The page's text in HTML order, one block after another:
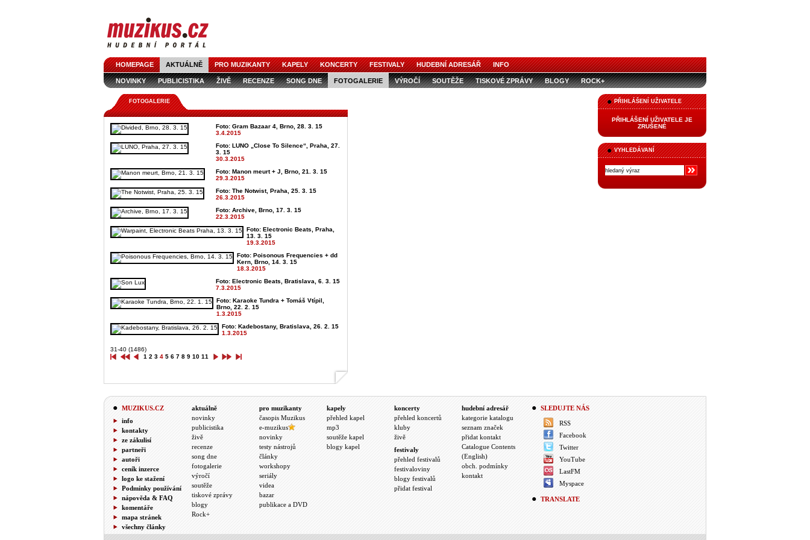
HOMEPAGE AKTUÁLNĚ PRO MUZIKANTY KAPELY KONCERTY FESTIVALY HUDEBNÍ ADRESÁŘ INFO
NOVINKY PUBLICISTIKA ŽIVĚ RECENZE SONG DNE FOTOGALERIE VÝROČÍ SOUTĚŽE TISKOVÉ ZPRÁVY BLOGY ROCK+
PŘIHLÁŠENÍ UŽIVATELE
PŘIHLÁŠENÍ UŽIVATELE JE
ZRUŠENÉ
VYHLEDÁVANÍ
FOTOGALERIE
Foto: Gram Bazaar 4, Brno, 28. 3. 15
3.4.2015
Foto: LUNO „Close To Silence“, Praha, 27.
3. 15
30.3.2015
Foto: Manon meurt + J, Brno, 21. 3. 15
29.3.2015
Foto: The Notwist, Praha, 25. 3. 15
26.3.2015
Foto: Archive, Brno, 17. 3. 15
22.3.2015
Foto: Electronic Beats, Praha,
13. 3. 15
19.3.2015
Foto: Poisonous Frequencies + dd
Kern, Brno, 14. 3. 15
18.3.2015
Foto: Electronic Beats, Bratislava, 6. 3. 15
7.3.2015
Foto: Karaoke Tundra + Tomáš Vtípil,
Brno, 22. 2. 15
1.3.2015
Foto: Kadebostany, Bratislava, 26. 2. 15
1.3.2015
31-40 (1486)
1 2 3 4 5 6 7 8 9 10 11
MUZIKUS.CZ
info
kontakty
ze zákulisí
partneři
autoři
ceník inzerce
logo ke stažení
Podmínky používání
nápověda & FAQ
komentáře
mapa stránek
všechny články
aktuálně
novinky
publicistika
živě
recenze
song dne
fotogalerie
výročí
soutěže
tiskové zprávy
blogy
Rock+
pro muzikanty
časopis Muzikus
e-muzikus
novinky
testy nástrojů
články
workshopy
seriály
videa
bazar
publikace a DVD
kapely
přehled kapel
mp3
soutěže kapel
blogy kapel
koncerty
přehled koncertů
kluby
živě
festivaly
přehled festivalů
festivaloviny
blogy festivalů
přidat festival
hudební adresář
kategorie katalogu
seznam značek
přidat kontakt
Catalogue Contents
(English)
obch. podmínky
kontakt
SLEDUJTE NÁS
RSS
Facebook
Twitter
YouTube
LastFM
Myspace
TRANSLATE